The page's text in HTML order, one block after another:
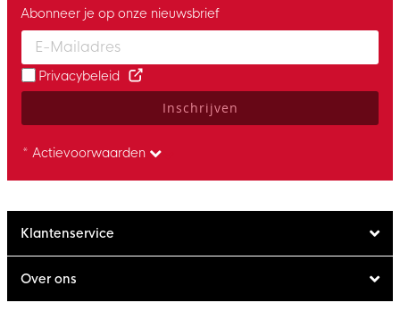
Enter your email and accept the privacy policy to subscribe to
Abonneer je op onze nieuwsbrief
Privacybeleid
Inschrijven
* Actievoorwaarden
Klantenservice
Over ons